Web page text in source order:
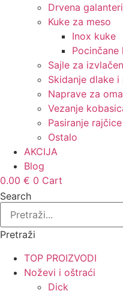
Drvena
Kuke za meso
Inox kuke
Pocinčane
Sajle za
Skidanje dlake i
Naprave za
Vezanje
Pasiranje rajčice
Ostalo
AKCIJA
Blog
0.00 € 0 Cart
Search
Pretraži
TOP PROIZVODI
Noževi i oštraći
Dick